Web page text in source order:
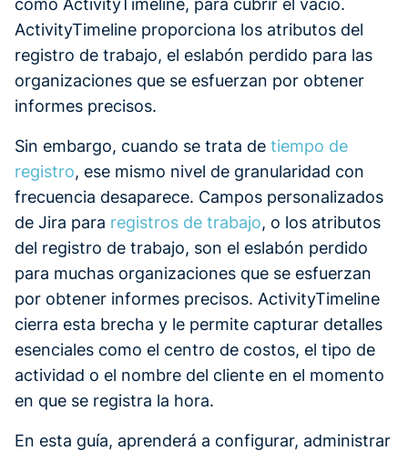
como ActivityTimeline, para cubrir el vacío.
ActivityTimeline proporciona los atributos del
registro de trabajo, el eslabón perdido para las
organizaciones que se esfuerzan por obtener
informes precisos.
Sin embargo, cuando se trata de tiempo de
registro, ese mismo nivel de granularidad con
frecuencia desaparece. Campos personalizados
de Jira para registros de trabajo, o los atributos
del registro de trabajo, son el eslabón perdido
para muchas organizaciones que se esfuerzan
por obtener informes precisos. ActivityTimeline
cierra esta brecha y le permite capturar detalles
esenciales como el centro de costos, el tipo de
actividad o el nombre del cliente en el momento
en que se registra la hora.
En esta guía, aprenderá a configurar, administrar